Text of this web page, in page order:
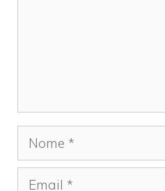
Nome
Email